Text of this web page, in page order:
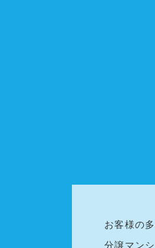
お客様の
分譲マン